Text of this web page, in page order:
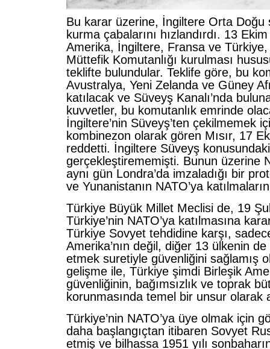
Bu karar üzerine, İngiltere Orta Doğu
kurma çabalarını hızlandırdı. 13
Amerika, İngiltere, Fransa ve
Müttefik Komutanlığı kurulması
teklifte bulundular. Teklife göre, bu
Avustralya, Yeni Zelanda ve Güney
katılacak ve Süveyş Kanalı’nda
kuvvetler, bu komutanlık emrinde
İngiltere’nin Süveyş’ten çekilmemek
kombinezon olarak gören Mısır, 17
reddetti. İngiltere Süveyş konusundaki
gerçekleştirememişti. Bunun üzerine
aynı gün Londra’da imzaladığı bir
ve Yunanistanın NATO’ya
Türkiye Büyük Millet Meclisi de, 19
Türkiye’nin NATO’ya katılmasına
Türkiye Sovyet tehdidine karşı,
Amerika’nın değil, diğer 13 ülkenin de
etmek suretiyle güvenliğini sağlamış
gelişme ile, Türkiye şimdi Birleşik
güvenliğinin, bağımsızlık ve toprak
korunmasında temel bir unsur olarak
Türkiye’nin NATO’ya üye olmak için
daha başlangıçtan itibaren Sovyet
etmiş ve bilhassa 1951 yılı